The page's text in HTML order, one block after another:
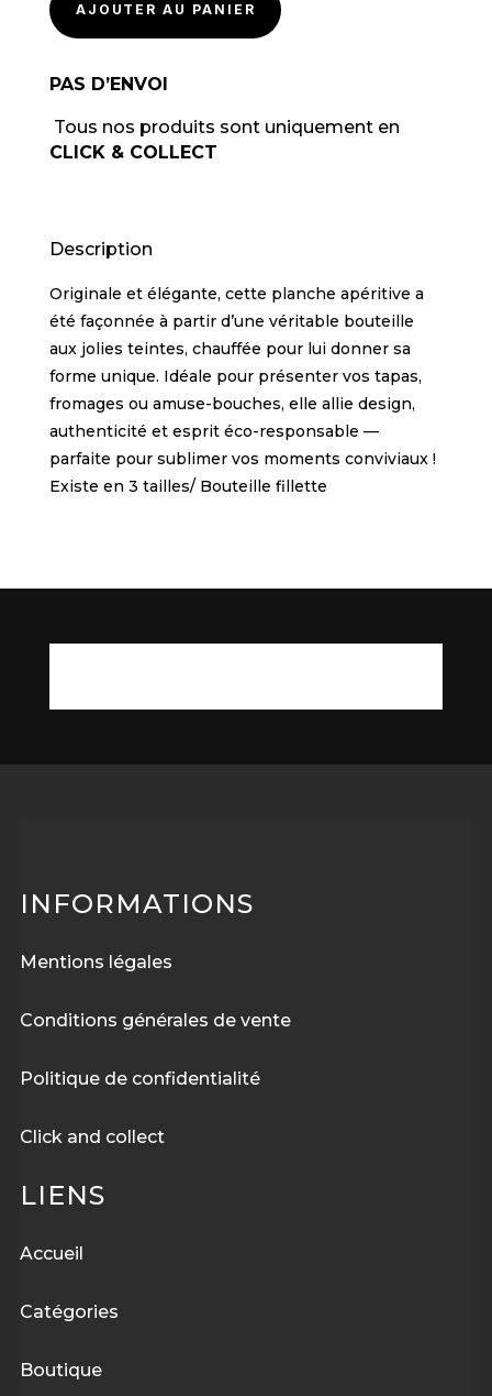
AJOUTER AU PANIER
PAS D’ENVOI
Tous nos produits sont uniquement en
CLICK & COLLECT
Description
Originale et élégante, cette planche apéritive a
été façonnée à partir d’une véritable bouteille
aux jolies teintes, chauffée pour lui donner sa
forme unique. Idéale pour présenter vos tapas,
fromages ou amuse-bouches, elle allie design,
authenticité et esprit éco-responsable —
parfaite pour sublimer vos moments conviviaux !
Existe en 3 tailles/ Bouteille fillette
INFORMATIONS
Mentions légales
Conditions générales de vente
Politique de confidentialité
Click and collect
LIENS
Accueil
Catégories
Boutique